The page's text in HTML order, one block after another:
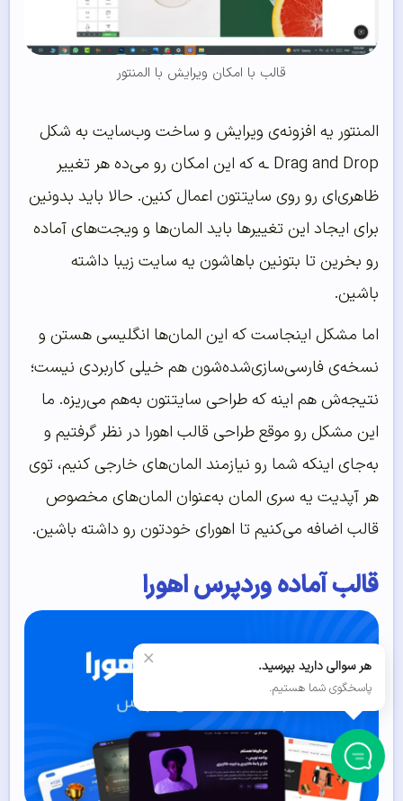
قالب با امکان ویرایش با المنتور
المنتور یه افزونه‌ی ویرایش و ساخت وب‌سایت به شکل
Drag and Drop ـه که این امکان رو می‌ده هر تغییر
ظاهری‌ای رو روی سایتتون اعمال کنین. حالا باید بدونین
برای ایجاد این تغییرها باید المان‌ها و ویجت‌های آماده
رو بخرین تا بتونین باهاشون یه سایت زیبا داشته
باشین.
اما مشکل اینجاست که این المان‌ها انگلیسی هستن و
نسخه‌ی فارسی‌سازی‌شده‌شون هم خیلی کاربردی نیست؛
نتیجه‌ش هم اینه که طراحی سایتتون به‌هم می‌ریزه. ما
این مشکل رو موقع طراحی قالب اهورا در نظر گرفتیم و
به‌جای اینکه شما رو نیازمند المان‌های خارجی کنیم، توی
هر آپدیت یه سری المان به‌عنوان المان‌های مخصوص
قالب اضافه می‌کنیم تا اهورای خودتون رو داشته باشین.
قالب آماده وردپرس اهورا
× هر سوالی دارید بپرسید.
پاسخگوی شما هستیم.